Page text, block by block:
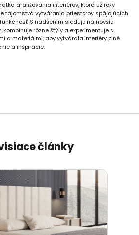
aranžovania interiérov, ktorá už roky
tajomstvá vytvárania priestorov spájajúcich
S nadšením sleduje najnovšie
kombinuje rôzne štýly a experimentuje s
a materiálmi, aby vytvárala interiéry plné
a inšpirácie.
články